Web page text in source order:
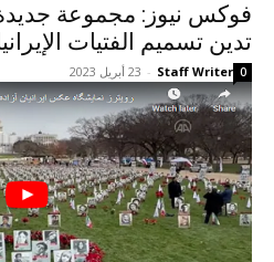
فوكس نيوز: مجموعة
تدين تسميم الفتيات
Staff Writer
- 23 أبريل 2023 0